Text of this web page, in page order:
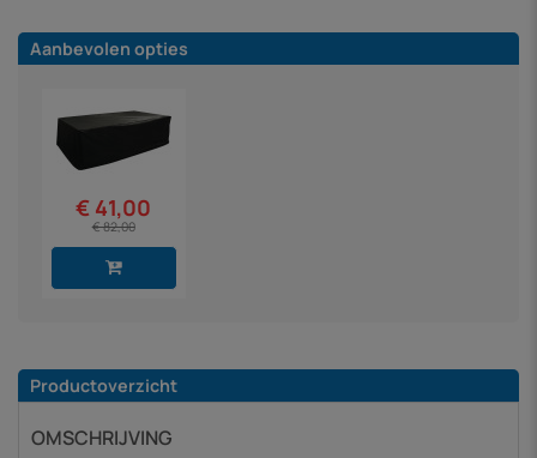
Aanbevolen opties
€ 41,00
€ 82,00
Productoverzicht
OMSCHRIJVING